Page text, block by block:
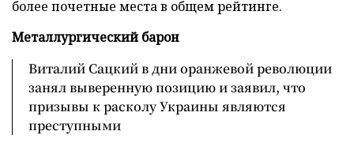
более почетные места в общем рейтинге.
Металлургический барон
Виталий Сацкий в дни оранжевой революции
занял выверенную позицию и заявил, что
призывы к расколу Украины являются
преступными